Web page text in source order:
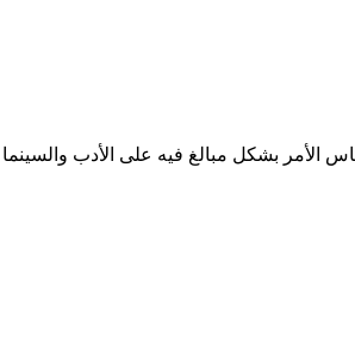
الأمر بشكل مبالغ فيه على الأدب